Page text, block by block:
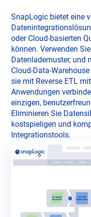
SnapLogic bietet eine
oder Cloud-basierten
können. Verwenden
Datenlademuster, und
Cloud-Data-
sie mit Reverse ETL
Anwendungen
einzigen,
Eliminieren Sie
kostspieligen und
Integrationstools.